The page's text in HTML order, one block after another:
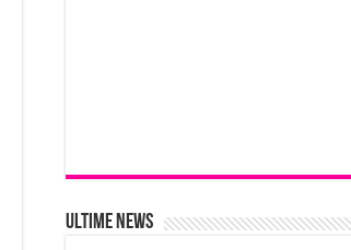
Ultime News